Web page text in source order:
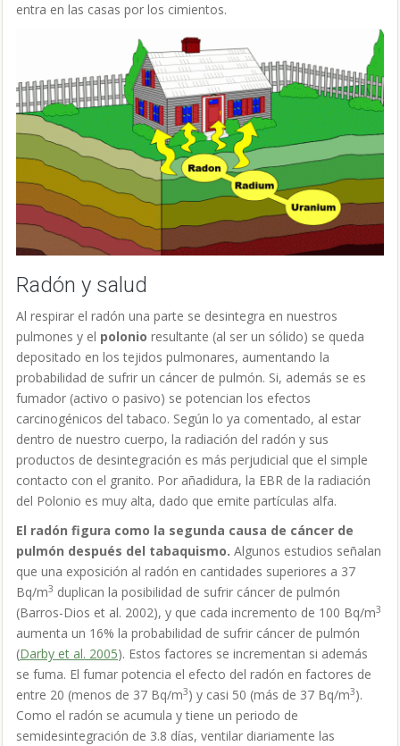
entra en las casas por los cimientos.
Radón y salud
Al respirar el radón una parte se desintegra en nuestros
pulmones y el polonio resultante (al ser un sólido) se queda
depositado en los tejidos pulmonares, aumentando la
probabilidad de sufrir un cáncer de pulmón. Si, además se es
fumador (activo o pasivo) se potencian los efectos
carcinogénicos del tabaco. Según lo ya comentado, al estar
dentro de nuestro cuerpo, la radiación del radón y sus
productos de desintegración es más perjudicial que el simple
contacto con el granito. Por añadidura, la EBR de la radiación
del Polonio es muy alta, dado que emite partículas alfa.
El radón figura como la segunda causa de cáncer de
pulmón después del tabaquismo. Algunos estudios señalan
que una exposición al radón en cantidades superiores a 37
Bq/m3 duplican la posibilidad de sufrir cáncer de pulmón
(Barros-Dios et al. 2002), y que cada incremento de 100 Bq/m3
aumenta un 16% la probabilidad de sufrir cáncer de pulmón
(Darby et al. 2005). Estos factores se incrementan si además
se fuma. El fumar potencia el efecto del radón en factores de
entre 20 (menos de 37 Bq/m3) y casi 50 (más de 37 Bq/m3).
Como el radón se acumula y tiene un periodo de
semidesintegración de 3.8 días, ventilar diariamente las